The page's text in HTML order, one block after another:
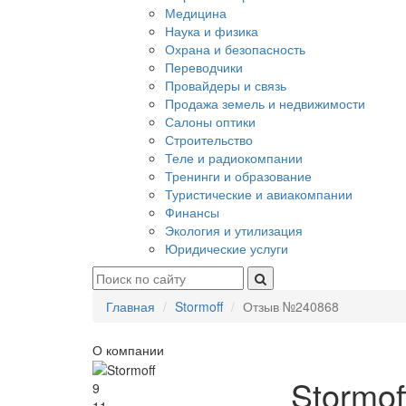
Медицина
Наука и физика
Охрана и безопасность
Переводчики
Провайдеры и связь
Продажа земель и недвижимости
Салоны оптики
Строительство
Теле и радиокомпании
Тренинги и образование
Туристические и авиакомпании
Финансы
Экология и утилизация
Юридические услуги
Главная Stormoff Отзыв №240868
О компании
9